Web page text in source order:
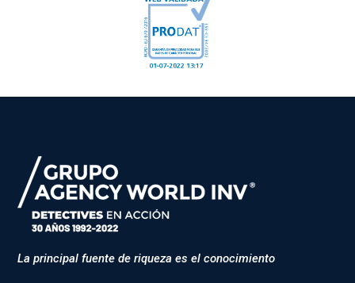
La principal fuente de riqueza es el conocimiento